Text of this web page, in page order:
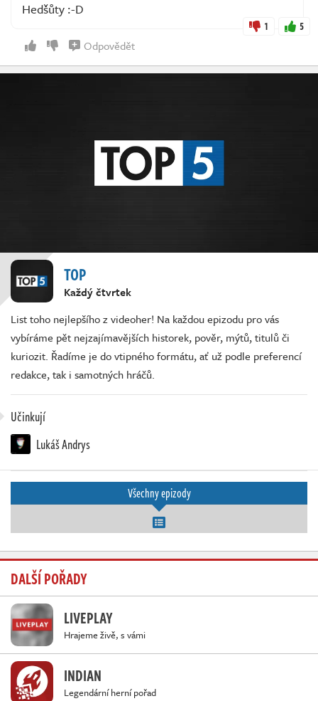
TOP
Každý čtvrtek
List toho nejlepšího z videoher! Na každou epizodu pro vás
vybíráme pět nejzajímavějších historek, pověr, mýtů, titulů či
kuriozit. Řadíme je do vtipného formátu, ať už podle preferencí
redakce, tak i samotných hráčů.
Učinkují
Lukáš Andrys
Všechny epizody
DALŠÍ POŘADY
LIVEPLAY
Hrajeme živě, s vámi
INDIAN
Legendární herní pořad
Hedšůty :-D
1 5
Odpovědět